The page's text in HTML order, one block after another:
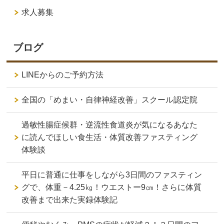
求人募集
ブログ
LINEからのご予約方法
全国の「めまい・自律神経改善」スクール認定院
過敏性腸症候群・逆流性食道炎が気になるあなた
に読んでほしい食生活・体質改善ファスティング
体験談
平日に普通に仕事をしながら3日間のファスティン
グで、体重－4.25㎏！ウエストー9㎝！さらに体質
改善まで出来た実録体験記